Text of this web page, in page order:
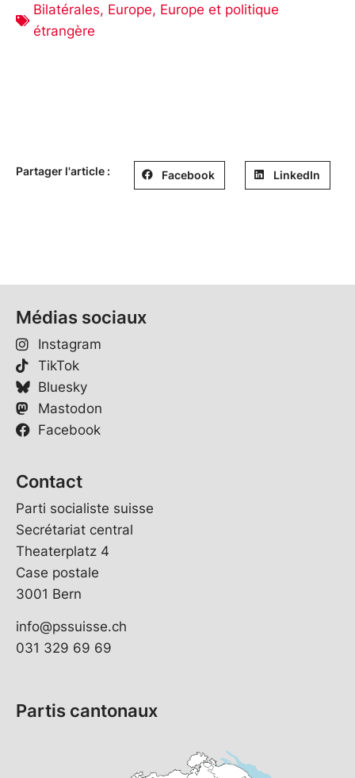
Bilatérales, Europe, Europe et politique
étrangère
Partager l'article : Facebook LinkedIn
Médias sociaux
Instagram
TikTok
Bluesky
Mastodon
Facebook
Contact
Parti socialiste suisse
Secrétariat central
Theaterplatz 4
Case postale
3001 Bern
info@pssuisse.ch
031 329 69 69
Partis cantonaux